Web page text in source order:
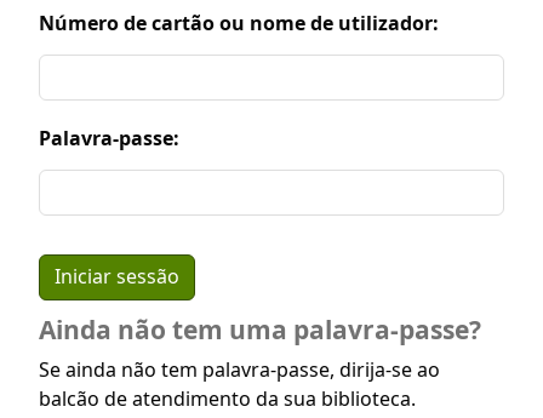
Número de cartão ou nome de utilizador:
Palavra-passe:
Ainda não tem uma palavra-passe?
Se ainda não tem palavra-passe, dirija-se ao
balcão de atendimento da sua biblioteca.